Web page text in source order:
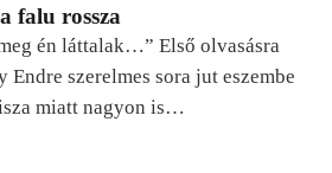
falu rossza
én láttalak…” Első olvasásra
szerelmes sora jut eszembe
miatt nagyon is…